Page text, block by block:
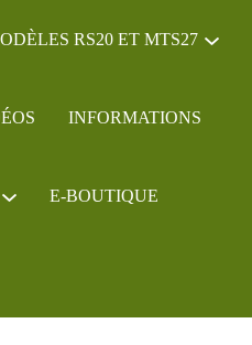
RS20 ET MTS27
INFORMATIONS
E-BOUTIQUE